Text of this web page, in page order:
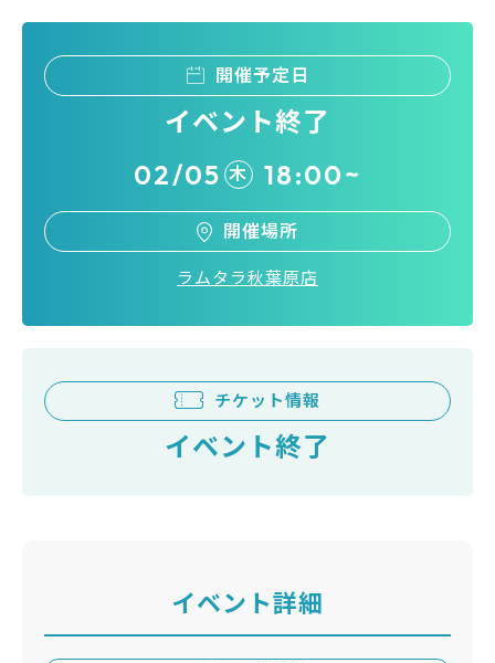
開催予定日
イベント終了
02/05 木 18:00~
開催場所
ラムタラ秋葉原店
チケット情報
イベント終了
イベント詳細